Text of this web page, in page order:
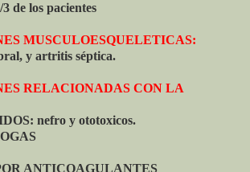
de los pacientes
MUSCULOESQUELETICAS:
y artritis séptica.
RELACIONADAS CON LA
nefro y ototoxicos.
ANTICOAGULANTES